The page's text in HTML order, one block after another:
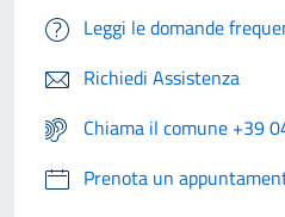
Leggi le domande
Richiedi Assistenza
Chiama il comune +39
Prenota un